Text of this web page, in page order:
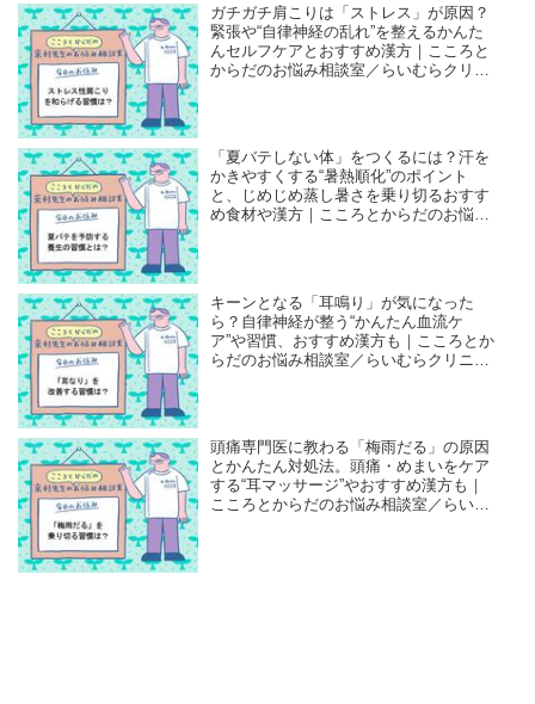
ガチガチ肩こりは「ストレス」が原因？
緊張や“自律神経の乱れ”を整えるかんた
んセルフケアとおすすめ漢方｜こころと
からだのお悩み相談室／らいむらクリニ
「夏バテしない体」をつくるには？汗を
かきやすくする“暑熱順化”のポイント
と、じめじめ蒸し暑さを乗り切るおすす
め食材や漢方｜こころとからだのお悩み
キーンとなる「耳鳴り」が気になった
ら？自律神経が整う“かんたん血流ケ
ア”や習慣、おすすめ漢方も｜こころとか
らだのお悩み相談室／らいむらクリニッ
頭痛専門医に教わる「梅雨だる」の原因
とかんたん対処法。頭痛・めまいをケア
する“耳マッサージ”やおすすめ漢方も｜
こころとからだのお悩み相談室／らいむ